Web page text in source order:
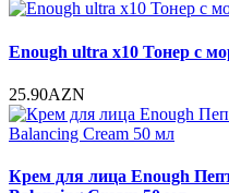
Enough ultra x10 Тонер с
25.90AZN
Крем для лица Enough